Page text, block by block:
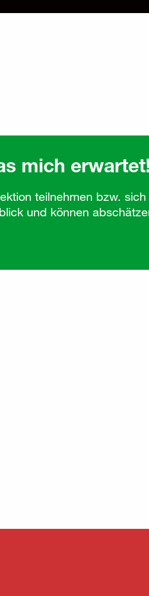
mich erwartet!
teilnehmen bzw. sich
und können